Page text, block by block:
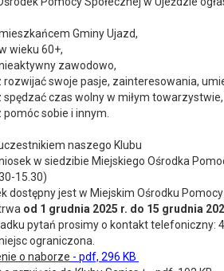
Gminy Ujazd,
wieku 60+,
zawodowo,
rozwijać swoje pasje, zainteresowania,
spędzać czas wolny w miłym towarzystwie,
pomóc sobie i innym.
naszego Klubu
w siedzibie Miejskiego Ośrodka
15.30)
dostępny jest w Miejskim Ośrodku
od 1 grudnia 2025 r. do 15 grudnia
pytań prosimy o kontakt telefoniczny:
ograniczona.
o naborze - pdf, 296 KB